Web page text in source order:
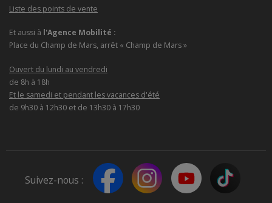
Liste des points de vente
Et aussi à l'Agence Mobilité :
Place du Champ de Mars, arrêt « Champ de Mars »
Ouvert du lundi au vendredi
de 8h à 18h
Et le samedi et pendant les vacances d'été
de 9h30 à 12h30 et de 13h30 à 17h30
Suivez-nous :